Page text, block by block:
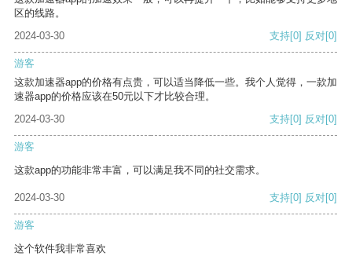
区的线路。
2024-03-30
支持[0] 反对[0]
游客
这款加速器app的价格有点贵，可以适当降低一些。我个人觉得，一款加
速器app的价格应该在50元以下才比较合理。
2024-03-30
支持[0] 反对[0]
游客
这款app的功能非常丰富，可以满足我不同的社交需求。
2024-03-30 支持[0] 反对[0]
游客
这个软件我非常喜欢